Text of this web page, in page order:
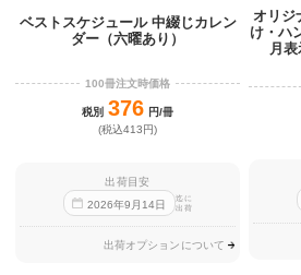
ベストスケジュール 中綴じカレン
ダー（六曜あり）
100冊注文時価格
税別 376 円/冊
(税込413円)
出荷目安
2026年9 月14日
迄に
出荷
出荷オプションについて
オリジ
け・ハ
月